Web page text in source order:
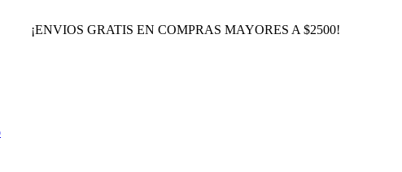
¡ENVIOS GRATIS EN COMPRAS MAYORES A $2500!